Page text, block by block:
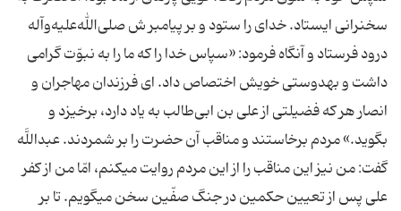
سخنرانی ایستاد. خدای را ستود و بر پیامبر ش‏ صلی‌الله‌علیه‌وآله
درود فرستاد و آنگاه فرمود: «سپاس خدا را که ما را به نبوّت گرامی
داشت و به‏دوستی خویش اختصاص داد. ای فرزندان مهاجران و
انصار هر که فضیلتی از علی بن ابی‌طالب به یاد دارد، برخیزد و
بگوید.» مردم برخاستند و مناقب آن حضرت را بر شمردند. عبداللَّه
گفت: من نیز این مناقب را از این مردم روایت می‏کنم، امّا من از کفر
علی پس از تعیین حکمین در جنگ صفّین سخن می‏گویم. تا بر